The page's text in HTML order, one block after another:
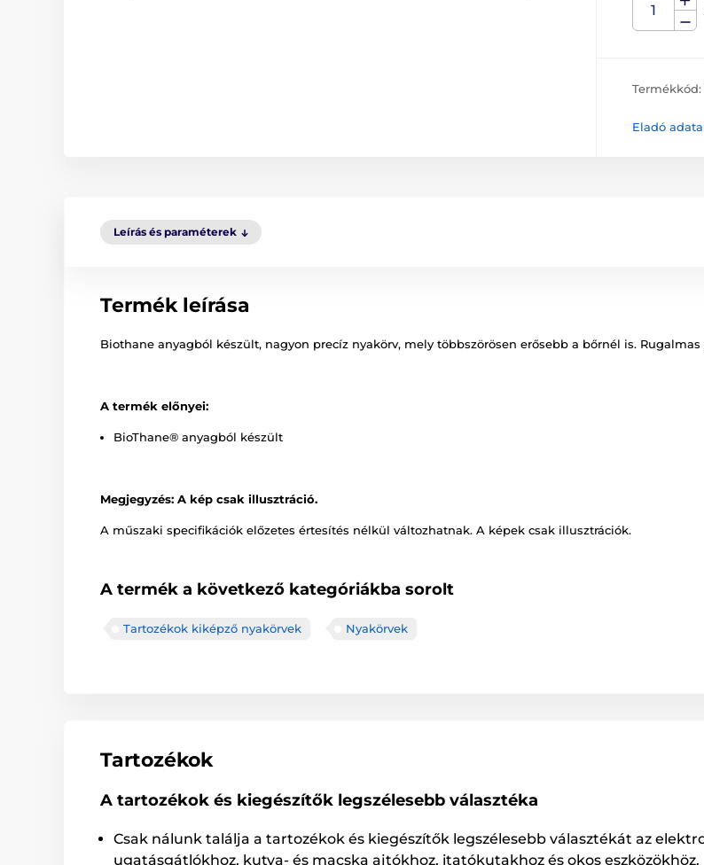
Termékkód:
Eladó
Leírás és paraméterek
Termék leírása
Biothane anyagból készült, nagyon precíz nyakörv, mely többszörösen erősebb a bőrnél is.
A termék előnyei:
BioThane® anyagból készült
Megjegyzés: A kép csak illusztráció.
A műszaki specifikációk előzetes értesítés nélkül változhatnak. A képek csak illusztrációk.
A termék a következő kategóriákba sorolt
Tartozékok kiképző nyakörvek Nyakörvek
Tartozékok
A tartozékok és kiegészítők legszélesebb választéka
Csak nálunk találja a tartozékok és kiegészítők legszélesebb választékát az
ugatásgátlókhoz, kutya- és macska ajtókhoz, itatókutakhoz és okos eszközökhöz.